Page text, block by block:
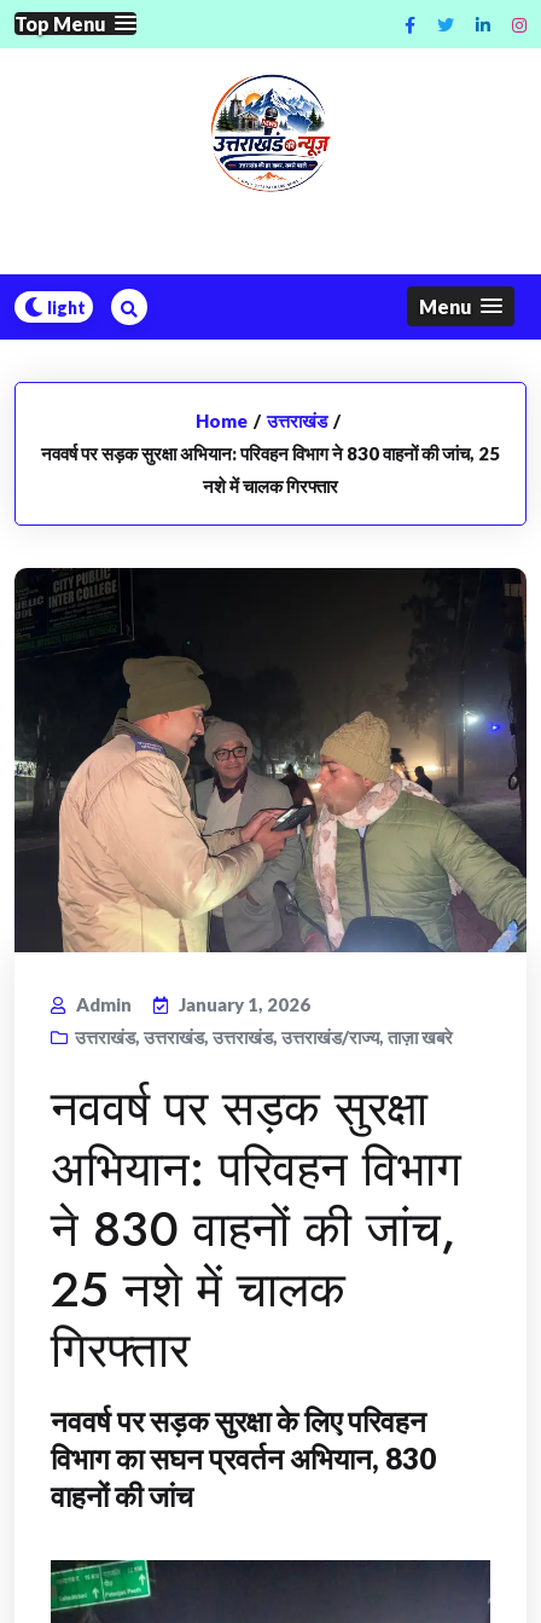
Skip
to
Top Menu
Menu
Home / उत्तराखंड /
नववर्ष पर सड़क सुरक्षा अभियान: परिवहन विभाग ने 830 वाहनों की जांच, 25
नशे में चालक गिरफ्तार
Admin
January 1, 2026
उत्तराखंड, उत्तराखंड, उत्तराखंड, उत्तराखंड/राज्य, ताज़ा खबरे
नववर्ष पर सड़क सुरक्षा
अभियान: परिवहन विभाग
ने 830 वाहनों की जांच,
25 नशे में चालक
गिरफ्तार
नववर्ष पर सड़क सुरक्षा के लिए परिवहन
विभाग का सघन प्रवर्तन अभियान, 830
वाहनों की जांच